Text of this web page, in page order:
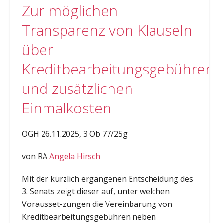
Zur möglichen
Transparenz von Klauseln
über
Kreditbearbeitungsgebühren
und zusätzlichen
Einmalkosten
OGH 26.11.2025, 3 Ob 77/25g
von RAAngela Hirsch
Mit der kürzlich ergangenen Entscheidung des
3. Senats zeigt dieser auf, unter welchen
Vorausset-zungen die Vereinbarung von
Kreditbearbeitungsgebühren neben